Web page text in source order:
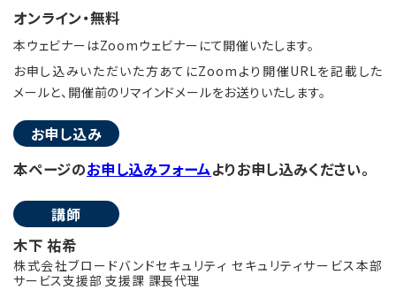
オンライン・無料
本ウェビナーはZoomウェビナーにて開催いたします。
お申し込みいただいた方あてにZoomより開催URLを記載した
メールと、開催前のリマインドメールをお送りいたします。
お申し込み
本ページのお申し込みフォームよりお申し込みください。
講師
木下 祐希
株式会社ブロードバンドセキュリティ セキュリティサービス本部
サービス支援部 支援課 課長代理